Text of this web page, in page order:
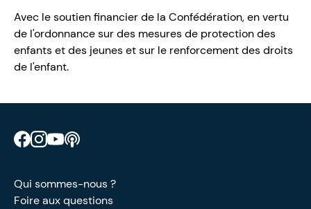
Avec le soutien financier de la Confédération, en vertu
de l'ordonnance sur des mesures de protection des
enfants et des jeunes et sur le renforcement des droits
de l'enfant.
Retrouve CIAO sur Facebook
Retrouve CIAO sur Instagram
Retrouve CIAO sur YouTube
Qui sommes-nous ?
Foire aux questions